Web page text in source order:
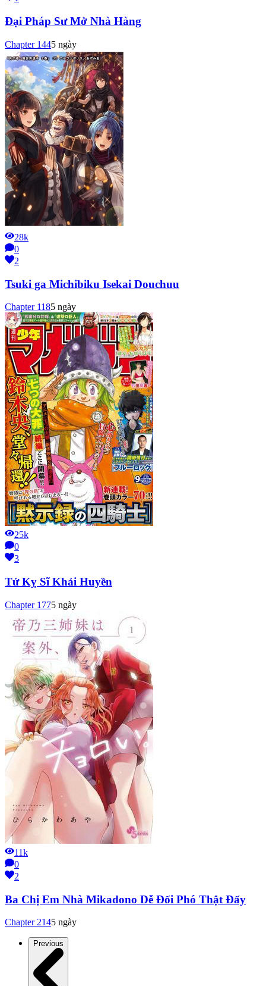
Đại Pháp Sư Mở Nhà Hàng
Chapter 1445 ngày
28k
0
2
Tsuki ga Michibiku Isekai Douchuu
Chapter 1185 ngày
25k
0
3
Tứ Kỵ Sĩ Khải Huyền
Chapter 1775 ngày
11k
0
2
Ba Chị Em Nhà Mikadono Dễ Đối Phó Thật Đấy
Chapter 2145 ngày
Previous